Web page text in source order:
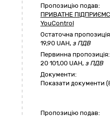
Пропозицію подав:
ПРИВАТНЕ
YouControl
Остаточна
19,90 UAH, з ПДВ
Первинна пропозиція:
20 101,00 UAH, з ПДВ
Документи:
Показати документи
Пропозицію подав: